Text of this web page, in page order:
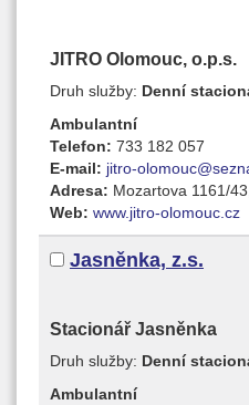
JITRO Olomouc, o.p.s.
Druh služby: Denní
Ambulantní
Telefon: 733 182 057
E-mail: jitro-
Adresa: Mozartova 1161/
Web: www.jitro-olomouc.cz
Jasněnka, z.s.
Stacionář Jasněnka
Druh služby: Denní
Ambulantní